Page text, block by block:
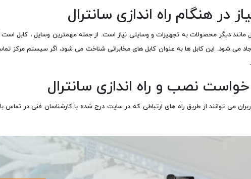
در هنگام راه اندازی سانترال
مانند دیگر محصولات به تجهیزات و وسایلی نیاز است. از جمله مهمترین وسایل ، کابل
می شود. این کابل ها به عنوان کابل های مخابراتی شناخت می شود، اگر سیستم
نصب و راه اندازی سانترال
می توانند از طریق راه های ارتباطی که در سایت درج شده با کارشناسان فنی در